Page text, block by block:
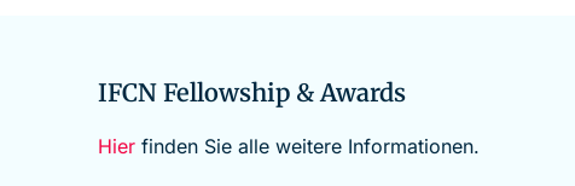
IFCN Fellowship & Awards
Hierfinden Sie alle weitere Informationen.